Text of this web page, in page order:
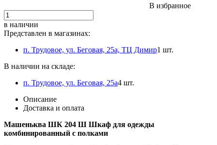
В избранное
в наличии
Представлен в магазинах:
п. Трудовое, ул. Беговая, 25а, ТЦ Димир1 шт.
В наличии на складе:
п. Трудовое, ул. Беговая, 25а4 шт.
Описание
Доставка и оплата
Машеньква ШК 204 Ш Шкаф для одежды
комбинированный с полками